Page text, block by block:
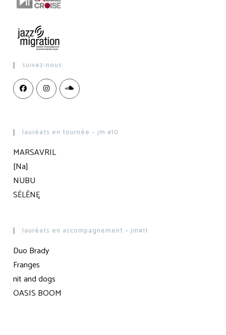
suivez-nous
lauréats en tournée – jm #10
MARSAVRIL
[Na]
NUBU
SĖLĒNĘ
lauréats en accompagnement – jm#11
Duo Brady
Franges
nit and dogs
OASIS BOOM